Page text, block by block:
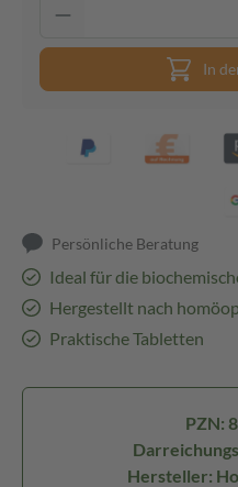
In
Persönliche Beratung
Ideal für die
Hergestellt nach
Praktische Tabletten
PZN:
Hersteller: